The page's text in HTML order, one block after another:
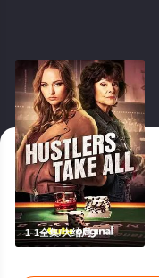
1-1全集/大结局